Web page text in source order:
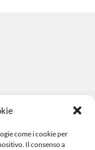
come i cookie per
Il consenso a
MARINO –COE